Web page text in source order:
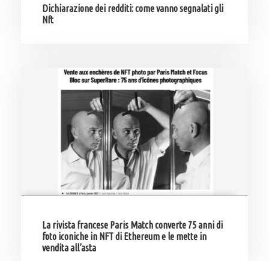
Dichiarazione dei redditi: come vanno segnalati gli
Nft
La rivista francese Paris Match converte 75 anni di
foto iconiche in NFT di Ethereum e le mette in
vendita all’asta